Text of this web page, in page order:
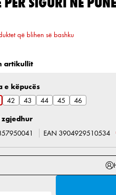
që blihen së bashku
artikullit
e këpucës
42 43 44 45 46
EAN 3904929510534
produktit: Shkruani